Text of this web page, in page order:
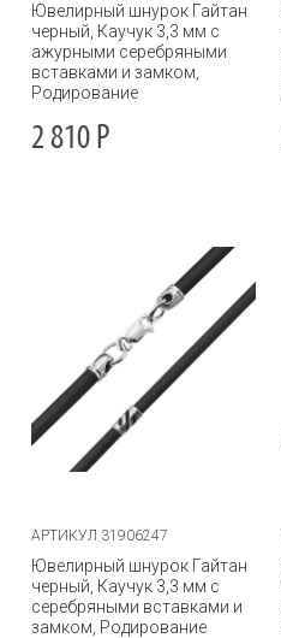
Ювелирный шнурок Гайтан
черный, Каучук 3,3 мм с
ажурными серебряными
вставками и замком,
Родирование
2 810 Р
АРТИКУЛ 31906247
Ювелирный шнурок Гайтан
черный, Каучук 3,3 мм с
серебряными вставками и
замком, Родирование